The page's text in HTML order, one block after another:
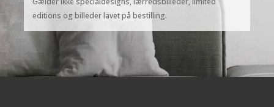
editions og billeder lavet på bestilling.